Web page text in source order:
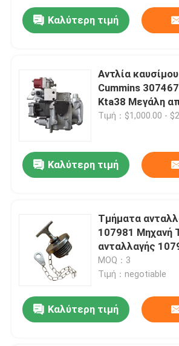
Καλύτερη τιμή
Αντλία
Cummins
Kta38 Μεγάλη
Τιμή：$1,000.00 -
Καλύτερη τιμή
Τμήματα
107981 Μηχανή
ανταλλαγής
πετρελαίου
Μηχανή
MOQ：3
Τιμή：negotiable
Καλύτερη τιμή